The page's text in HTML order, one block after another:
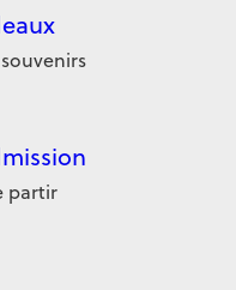
partir